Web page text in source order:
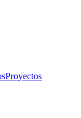
Proyectos